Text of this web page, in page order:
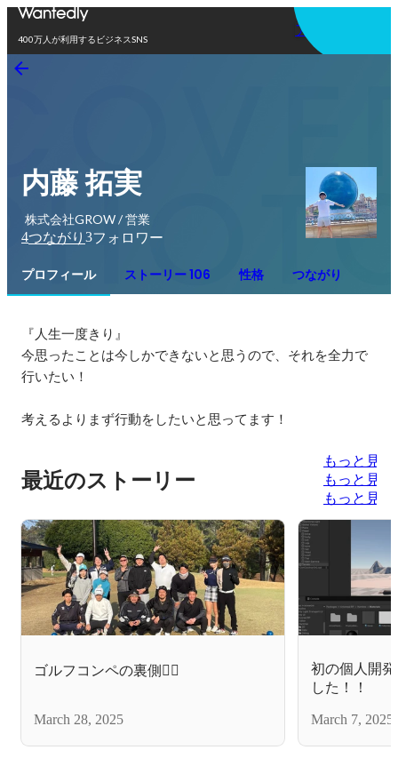
400万人が利用するビジネスSNS
アプリを使う
内藤 拓実
株式会社GROW / 営業
4つながり 3フォロワー
プロフィール ストーリー 106 性格 つながり
『人生一度きり』
今思ったことは今しかできないと思うので、それを全力で
行いたい！
考えるよりまず行動をしたいと思ってます！
最近のストーリー
もっと見る
もっと見る
もっと見る
ゴルフコンペの裏側🏌️‍♀️
March 28, 2025
初の個人開
した！！
March 7, 2025